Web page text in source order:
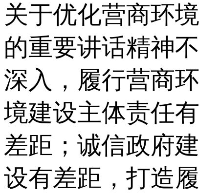
关于优化营商环境
的重要讲话精神不
深入，履行营商环
境建设主体责任有
差距；诚信政府建
设有差距，打造履